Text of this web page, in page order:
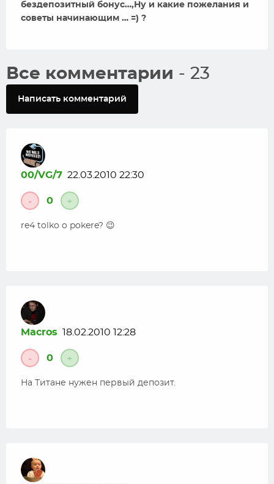
бездепозитный бонус…,Ну и какие пожелания и
советы начинающим … =) ?
Все комментарии - 23
Написать комментарий
00/VG/7 22.03.2010 22:30
- 0 +
re4 tolko o pokere? 😉
Macros 18.02.2010 12:28
- 0 +
На Титане нужен первый депозит.